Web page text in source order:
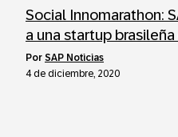
Social Innomarathon:
a una startup
por SAP Noticias
4 de diciembre, 2020